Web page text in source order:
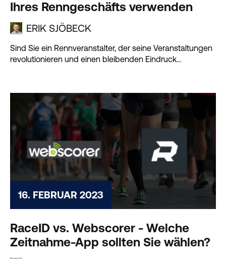
Ihres Renngeschäfts verwenden
ERIK SJÖBECK
Sind Sie ein Rennveranstalter, der seine Veranstaltungen
revolutionieren und einen bleibenden Eindruck
16. FEBRUAR 2023
RaceID vs. Webscorer - Welche
Zeitnahme-App sollten Sie wählen?